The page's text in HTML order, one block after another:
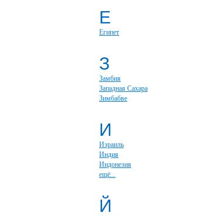
Е
Египет
З
Замбия
Западная Сахара
Зимбабве
И
Израиль
Индия
Индонезия
ещё...
Й